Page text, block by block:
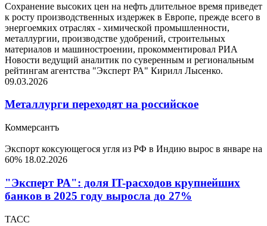
Сохранение высоких цен на нефть длительное время приведет
к росту производственных издержек в Европе, прежде всего в
энергоемких отраслях - химической промышленности,
металлургии, производстве удобрений, строительных
материалов и машиностроении, прокомментировал РИА
Новости ведущий аналитик по суверенным и региональным
рейтингам агентства "Эксперт РА" Кирилл Лысенко.
09.03.2026
Металлурги переходят на российское
Коммерсантъ
Экспорт коксующегося угля из РФ в Индию вырос в январе на
60% 18.02.2026
"Эксперт РА": доля IT-расходов крупнейших
банков в 2025 году выросла до 27%
ТАСС